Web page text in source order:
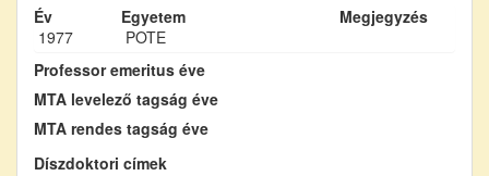
Év
Egyetem
Megjegyzés
1977
POTE
Professor emeritus éve
MTA levelező tagság éve
MTA rendes tagság éve
Díszdoktori címek